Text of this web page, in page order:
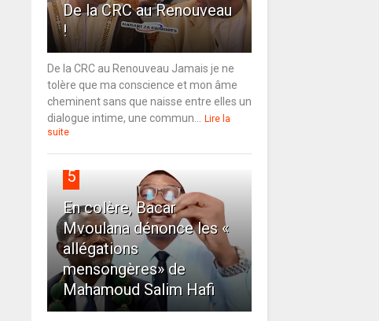
De la CRC au Renouveau
!
De la CRC au Renouveau Jamais je ne
tolère que ma conscience et mon âme
cheminent sans que naisse entre elles un
dialogue intime, une commun...
Lire la
suite
5
En colère, Bacar
Mvoulana dénonce les «
allégations
mensongères» de
Mahamoud Salim Hafi